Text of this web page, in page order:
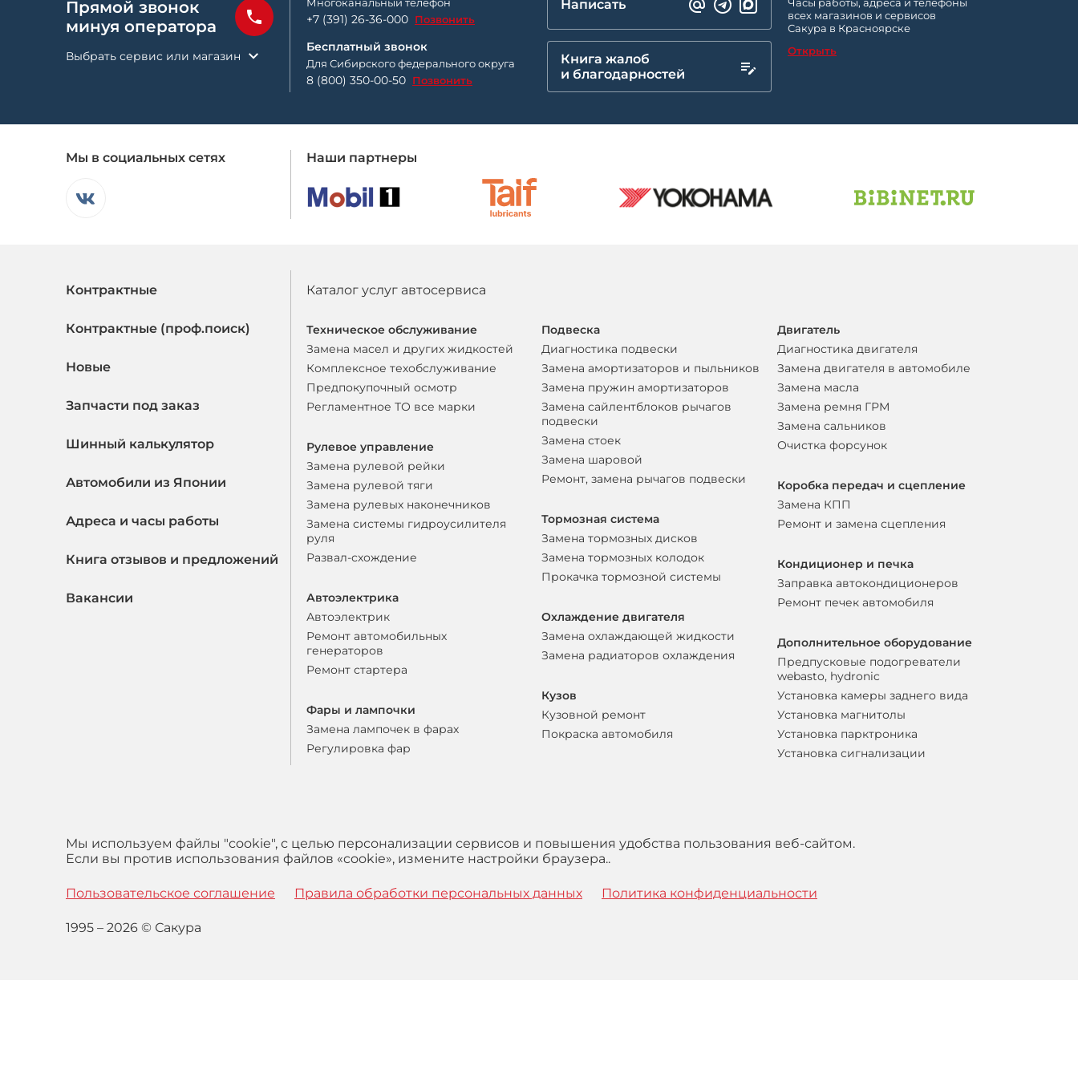
Прямой звонок
минуя оператора
Выбрать сервис или магазин
+7 (391) 26-36-000 Позвонить
Бесплатный звонок
Для Сибирского федерального округа
8 (800) 350-00-50 Позвонить
Написать
Книга жалоб
и благодарностей
всех магазинов и сервисов
Сакура в Красноярске
Открыть
Мы в социальных сетях Наши партнеры
Контрактные
Контрактные (проф.поиск)
Новые
Запчасти под заказ
Шинный калькулятор
Автомобили из Японии
Адреса и часы работы
Книга отзывов и предложений
Вакансии
Каталог услуг автосервиса
Техническое обслуживание
Замена масел и других жидкостей
Комплексное техобслуживание
Предпокупочный осмотр
Регламентное ТО все марки
Рулевое управление
Замена рулевой рейки
Замена рулевой тяги
Замена рулевых наконечников
Замена системы гидроусилителя
руля
Развал-схождение
Автоэлектрика
Автоэлектрик
Ремонт автомобильных
генераторов
Ремонт стартера
Фары и лампочки
Замена лампочек в фарах
Регулировка фар
Подвеска
Диагностика подвески
Замена амортизаторов и пыльников
Замена пружин амортизаторов
Замена сайлентблоков рычагов
подвески
Замена стоек
Замена шаровой
Ремонт, замена рычагов подвески
Тормозная система
Замена тормозных дисков
Замена тормозных колодок
Прокачка тормозной системы
Охлаждение двигателя
Замена охлаждающей жидкости
Замена радиаторов охлаждения
Кузов
Кузовной ремонт
Покраска автомобиля
Двигатель
Диагностика двигателя
Замена двигателя в автомобиле
Замена масла
Замена ремня ГРМ
Замена сальников
Очистка форсунок
Коробка передач и сцепление
Замена КПП
Ремонт и замена сцепления
Кондиционер и печка
Заправка автокондиционеров
Ремонт печек автомобиля
Дополнительное оборудование
Предпусковые подогреватели
webasto, hydronic
Установка камеры заднего вида
Установка магнитолы
Установка парктроника
Установка сигнализации
Мы используем файлы "cookie", с целью персонализации сервисов и повышения удобства пользования веб-сайтом.
Если вы против использования файлов «cookie», измените настройки браузера..
Пользовательское соглашение Правила обработки персональных данных Политика конфиденциальности
1995 – 2026 © Сакура